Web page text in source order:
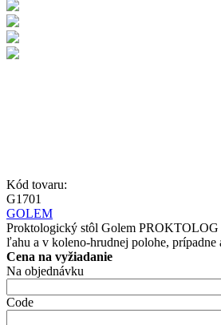
Kód tovaru:
G1701
GOLEM
Proktologický stôl Golem PROKTOLOG
ľahu a v koleno-hrudnej polohe, prípadne
Cena na vyžiadanie
Na objednávku
Code